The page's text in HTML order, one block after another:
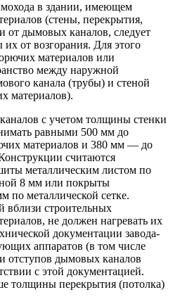
в здании, имеющем
(стены, перекрытия,
от дымовых каналов, следует
от возгорания. Для этого
материалов или
между наружной
канала (трубы) и стеной
материалов).
с учетом толщины стенки
равными 500 мм до
материалов и 380 мм — до
считаются
металлическим листом по
8 мм или покрыты
по металлической сетке.
строительных
не должен нагревать их
документации завода-
аппаратов (в том числе
отступов дымовых каналов
с этой документацией.
толщины перекрытия (потолка)